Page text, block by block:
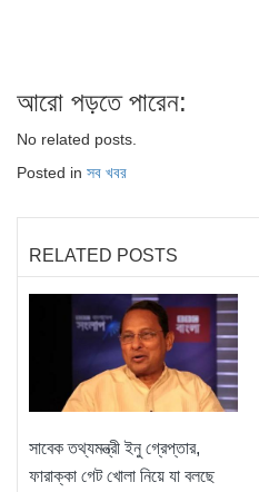
আরো পড়তে পারেন:
No related posts.
Posted in সব খবর
RELATED POSTS
সাবেক তথ্যমন্ত্রী ইনু গ্রেপ্তার,
ফারাক্কা গেট খোলা নিয়ে যা বলছে